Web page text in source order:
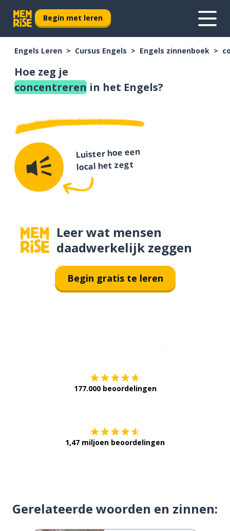
Begin met leren
Engels Leren Cursus Engels Engels zinnenboek
Hoe zeg je
concentreren in het Engels?
Luister hoe een
local het zegt
Leer wat mensen
daadwerkelijk zeggen
Begin gratis te leren
177.000 beoordelingen
1,47 miljoen beoordelingen
Gerelateerde woorden en zinnen: